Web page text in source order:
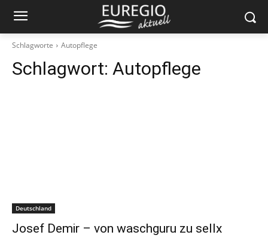
Schlagworte Autopflege
Schlagwort: Autopflege
Deutschland
Josef Demir – von waschguru zu sellx